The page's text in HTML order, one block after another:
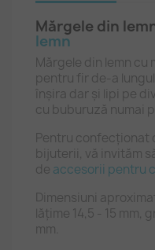
Mărgele din
lemn
Mărgele din lemn cu
pentru fir de-a
înșira dar și lipi pe
cu buburuză numai
Pentru confecționat
bijuterii, vă invităm
de accesorii pentru
Dimensiuni
lățime 14,5 - 15 mm,
mm.